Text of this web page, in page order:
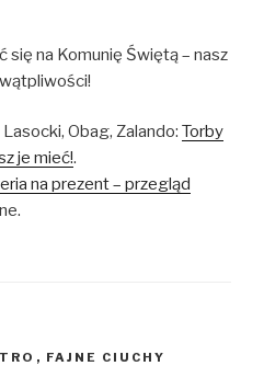
się na Komunię Świętą – nasz
Obag, Zalando: Torby
je mieć!.
na prezent – przegląd
, FAJNE CIUCHY